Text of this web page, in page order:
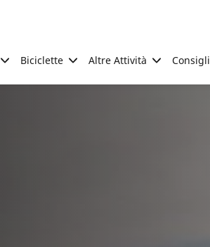
Biciclette Altre Attività Consigli